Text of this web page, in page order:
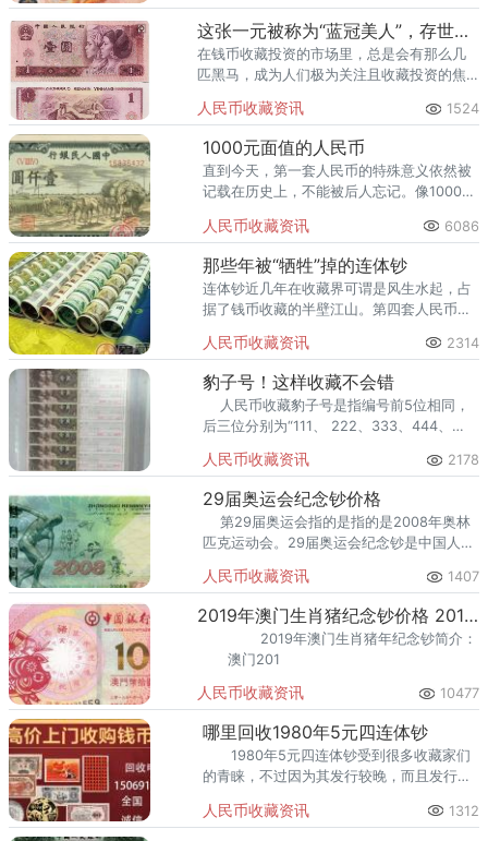
介绍连体钞的情况。
这张一元被称为“蓝冠美人”，存世稀少，价值不菲！
在钱币收藏投资的市场里，总是会有那么几
匹黑马，成为人们极为关注且收藏投资的焦
然国家还未明令其退市，但市面上已经基本
找不到。
人民币收藏资讯 1524
1000元面值的人民币
直到今天，第一套人民币的特殊意义依然被
记载在历史上，不能被后人忘记。像1000元
的藏品，却没有太多人可以成功。
人民币收藏资讯 6086
那些年被“牺牲”掉的连体钞
连体钞近几年在收藏界可谓是风生水起，占
据了钱币收藏的半壁江山。第四套人民币整
人民币收藏资讯 2314
豹子号！这样收藏不会错
人民币收藏豹子号是指编号前5位相同，
后三位分别为“111、 222、333、444、
人民币收藏资讯 2178
29届奥运会纪念钞价格
第29届奥运会指的是指的是2008年奥林
匹克运动会。29届奥运会纪念钞是中国人民
套纪念钞。它在发行之初一
人民币收藏资讯 1407
2019年澳门生肖猪纪念钞价格 2019猪年纪念钞值多少钱？
澳门201
人民币收藏资讯 10477
哪里回收1980年5元四连体钞
1980年5元四连体钞受到很多收藏家们
的青睐，不过因为其发行较晚，而且发行量
人民币收藏资讯 1312